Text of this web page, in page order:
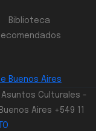
Biblioteca
Culturales -
Aires +549 11